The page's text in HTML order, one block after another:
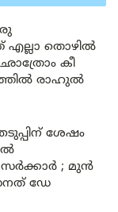
എല്ലാ തൊഴിൽ
കീ
രാഹുൽ
ശേഷം
സർക്കാർ ; മുൻ
ഡേ